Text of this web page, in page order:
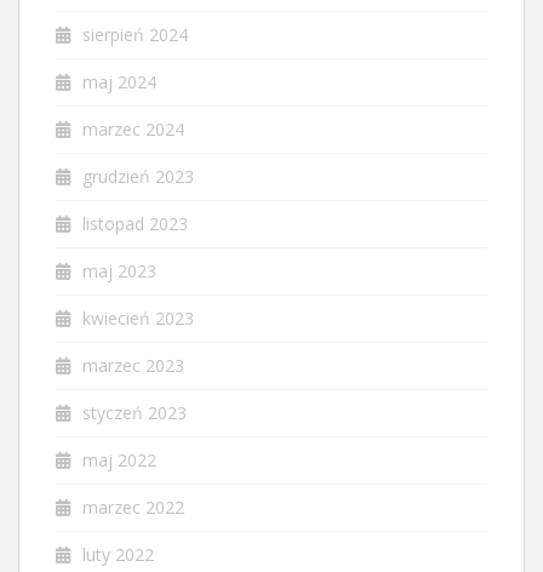
sierpień 2024
maj 2024
marzec 2024
grudzień 2023
listopad 2023
maj 2023
kwiecień 2023
marzec 2023
styczeń 2023
maj 2022
marzec 2022
luty 2022